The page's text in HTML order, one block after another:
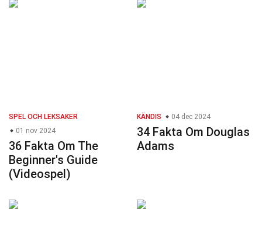
SPEL OCH LEKSAKER
01 nov 2024
36 Fakta Om The
Beginner's Guide
(Videospel)
KÄNDIS 04 dec 2024
34 Fakta Om Douglas
Adams